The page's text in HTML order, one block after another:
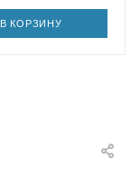
В КОРЗИНУ